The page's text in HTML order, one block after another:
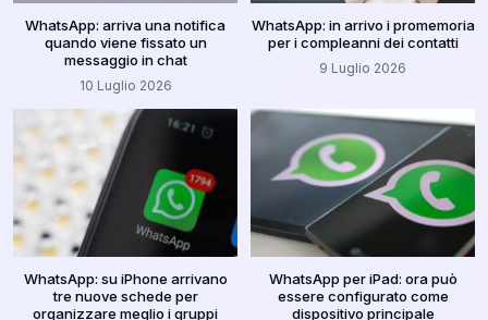
WhatsApp: arriva una notifica
quando viene fissato un
messaggio in chat
10 Luglio 2026
WhatsApp: in arrivo i promemoria
per i compleanni dei contatti
9 Luglio 2026
WhatsApp: su iPhone arrivano
tre nuove schede per
organizzare meglio i gruppi
WhatsApp per iPad: ora può
essere configurato come
dispositivo principale